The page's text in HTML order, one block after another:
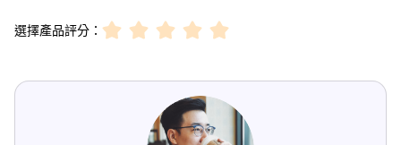
選擇產品評分：